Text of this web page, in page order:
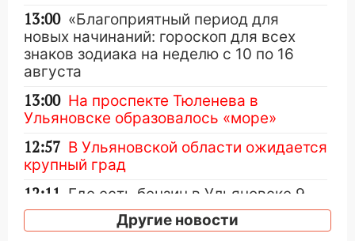
13:00 «Благоприятный период для
новых начинаний: гороскоп для всех
знаков зодиака на неделю с 10 по 16
августа
13:00 На проспекте Тюленева в
Ульяновске образовалось «море»
12:57 В Ульяновской области ожидается
крупный град
12:11
Где есть бензин в Ульяновске 9
августа: список АЗСДругие новости